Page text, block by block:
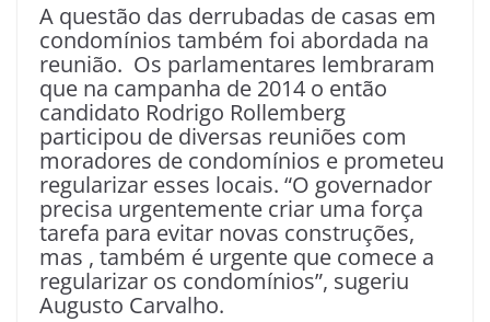
A questão das derrubadas de casas em
condomínios também foi abordada na
reunião. Os parlamentares lembraram
que na campanha de 2014 o então
candidato Rodrigo Rollemberg
participou de diversas reuniões com
moradores de condomínios e prometeu
regularizar esses locais. “O governador
precisa urgentemente criar uma força
tarefa para evitar novas construções,
mas , também é urgente que comece a
regularizar os condomínios”, sugeriu
Augusto Carvalho.